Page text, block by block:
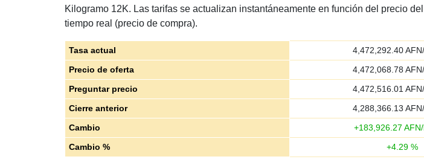
Kilogramo 12K. Las tarifas se actualizan instantáneamente en función del precio
tiempo real (precio de compra).
Tasa actual 4,472,292.40
Precio de oferta
4,472,068.78
Preguntar precio
4,472,516.01
Cierre anterior
4,288,366.13
Cambio
+183,926.27
Cambio %
+4.29%